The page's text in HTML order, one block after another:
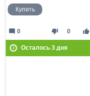
Купить
thumb_down 0 thumb_up
mode_comment 0
Осталось 3дня